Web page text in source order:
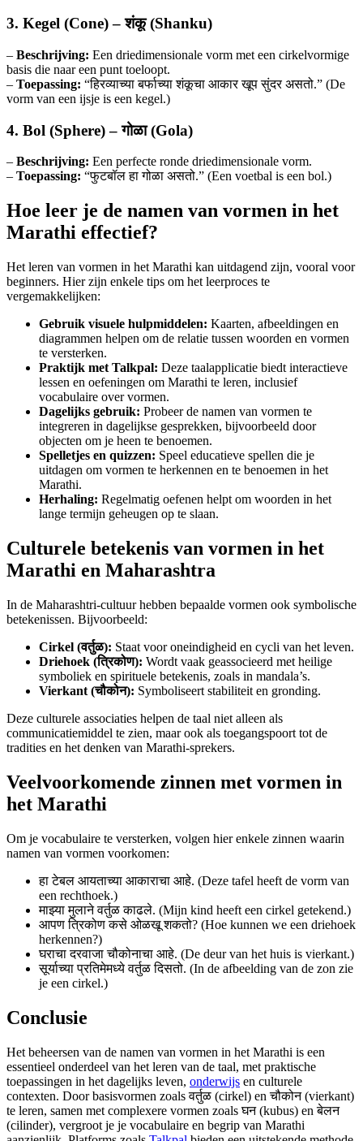
3. Kegel (Cone) – शंकू (Shanku)
– Beschrijving: Een driedimensionale vorm met een cirkelvormige
basis die naar een punt toeloopt.
– Toepassing: “हिरव्याच्या बर्फाच्या शंकूचा आकार खूप सुंदर असतो.” (De
vorm van een ijsje is een kegel.)
4. Bol (Sphere) – गोळा (Gola)
– Beschrijving: Een perfecte ronde driedimensionale vorm.
– Toepassing: “फुटबॉल हा गोळा असतो.” (Een voetbal is een bol.)
Hoe leer je de namen van vormen in het
Marathi effectief?
Het leren van vormen in het Marathi kan uitdagend zijn, vooral voor
beginners. Hier zijn enkele tips om het leerproces te
vergemakkelijken:
Gebruik visuele hulpmiddelen: Kaarten, afbeeldingen en
diagrammen helpen om de relatie tussen woorden en vormen
te versterken.
Praktijk met Talkpal: Deze taalapplicatie biedt interactieve
lessen en oefeningen om Marathi te leren, inclusief
vocabulaire over vormen.
Dagelijks gebruik: Probeer de namen van vormen te
integreren in dagelijkse gesprekken, bijvoorbeeld door
objecten om je heen te benoemen.
Spelletjes en quizzen: Speel educatieve spellen die je
uitdagen om vormen te herkennen en te benoemen in het
Marathi.
Herhaling: Regelmatig oefenen helpt om woorden in het
lange termijn geheugen op te slaan.
Culturele betekenis van vormen in het
Marathi en Maharashtra
In de Maharashtri-cultuur hebben bepaalde vormen ook symbolische
betekenissen. Bijvoorbeeld:
Cirkel (वर्तुळ): Staat voor oneindigheid en cycli van het leven.
Driehoek (त्रिकोण): Wordt vaak geassocieerd met heilige
symboliek en spirituele betekenis, zoals in mandala’s.
Vierkant (चौकोन): Symboliseert stabiliteit en gronding.
Deze culturele associaties helpen de taal niet alleen als
communicatiemiddel te zien, maar ook als toegangspoort tot de
tradities en het denken van Marathi-sprekers.
Veelvoorkomende zinnen met vormen in
het Marathi
Om je vocabulaire te versterken, volgen hier enkele zinnen waarin
namen van vormen voorkomen:
हा टेबल आयताच्या आकाराचा आहे. (Deze tafel heeft de vorm van
een rechthoek.)
माझ्या मुलाने वर्तुळ काढले. (Mijn kind heeft een cirkel getekend.)
आपण त्रिकोण कसे ओळखू शकतो? (Hoe kunnen we een driehoek
herkennen?)
घराचा दरवाजा चौकोनाचा आहे. (De deur van het huis is vierkant.)
सूर्याच्या प्रतिमेमध्ये वर्तुळ दिसतो. (In de afbeelding van de zon zie
je een cirkel.)
Conclusie
Het beheersen van de namen van vormen in het Marathi is een
essentieel onderdeel van het leren van de taal, met praktische
toepassingen in het dagelijks leven, onderwijs en culturele
contexten. Door basisvormen zoals वर्तुळ (cirkel) en चौकोन (vierkant)
te leren, samen met complexere vormen zoals घन (kubus) en बेलन
(cilinder), vergroot je je vocabulaire en begrip van Marathi